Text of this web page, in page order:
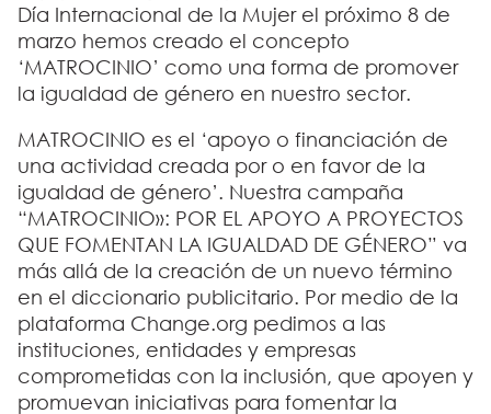
Día Internacional de la Mujer el próximo 8 de
marzo hemos creado el concepto
‘MATROCINIO’ como una forma de promover
la igualdad de género en nuestro sector.
MATROCINIO es el ‘apoyo o financiación de
una actividad creada por o en favor de la
igualdad de género’. Nuestra campaña
“MATROCINIO»: POR EL APOYO A PROYECTOS
QUE FOMENTAN LA IGUALDAD DE GÉNERO” va
más allá de la creación de un nuevo término
en el diccionario publicitario. Por medio de la
plataforma Change.org pedimos a las
instituciones, entidades y empresas
comprometidas con la inclusión, que apoyen y
promuevan iniciativas para fomentar la